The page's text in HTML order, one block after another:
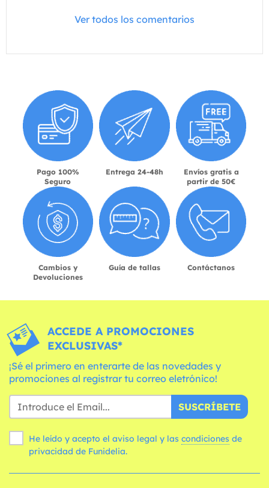
Ver todos los comentarios
Pago 100%
Seguro
Entrega 24-48h
Envíos gratis a
partir de 50€
Cambios y
Devoluciones
Guía de tallas Contáctanos
ACCEDE A PROMOCIONES
EXCLUSIVAS*
¡Sé el primero en enterarte de las novedades y
promociones al registrar tu correo eletrónico!
SUSCRÍBETE
He leído y acepto el aviso legal y las condiciones
privacidad de Funidelia.